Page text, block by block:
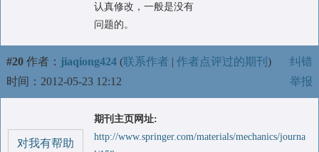
认真修改，一般是没有
问题的。
#20 作者： jiaqiong424 (联系作者 | 作者点评过的期刊 )
时间：2012-05-23 12:12
纠错
举报
对我有帮助
期刊主页网址:
http://www.springer.com/materials/mechanics/journa